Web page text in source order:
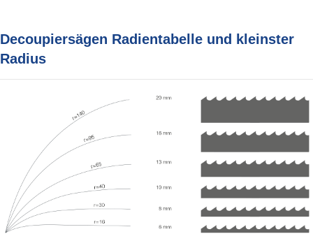
Decoupiersägen Radientabelle und kleinster
Radius